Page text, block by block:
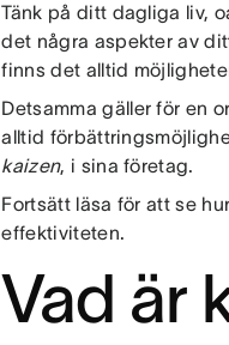
Tänk på ditt dagliga liv,
det några aspekter av
finns det alltid
Detsamma gäller för en
alltid
kaizen, i sina företag.
Fortsätt läsa för att se
effektiviteten.
Vad är